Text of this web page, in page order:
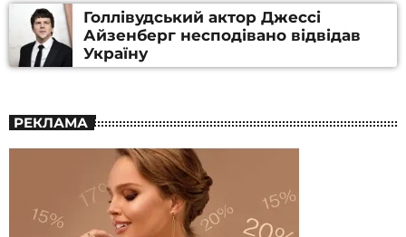
Голлівудський актор Джессі
Айзенберг несподівано відвідав
Україну
РЕКЛАМА